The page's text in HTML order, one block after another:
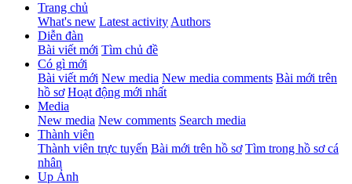
Trang chủ
What's new Latest activity Authors
Diễn đàn
Bài viết mới Tìm chủ đề
Có gì mới
Bài viết mới New media New media comments Bài mới trên
hồ sơ Hoạt động mới nhất
Media
New media New comments Search media
Thành viên
Thành viên trực tuyến Bài mới trên hồ sơ Tìm trong hồ sơ cá
nhân
Up Ảnh